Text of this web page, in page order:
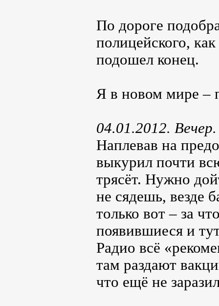
По дороге
полицейского,
подошел конец.
Я в новом мире –
04.01.2012. Вечер.
Наплевав на
выкурил почти
трясёт. Нужно
не сядешь, везде
только вот – за
появившиеся и
Радио всё
там раздают
что ещё не